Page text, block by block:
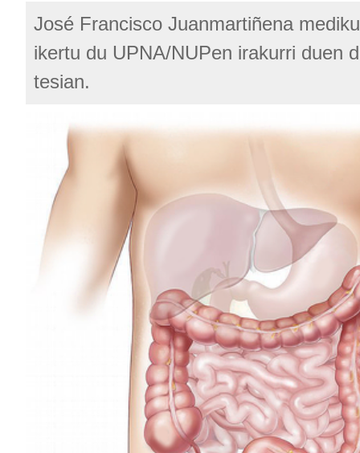
José Francisco Juanmartiñena
ikertu du UPNA/NUPen irakurri duen
tesian.